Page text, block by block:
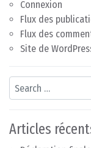
Connexion
Flux des
Flux des
Site de
Search
Articles